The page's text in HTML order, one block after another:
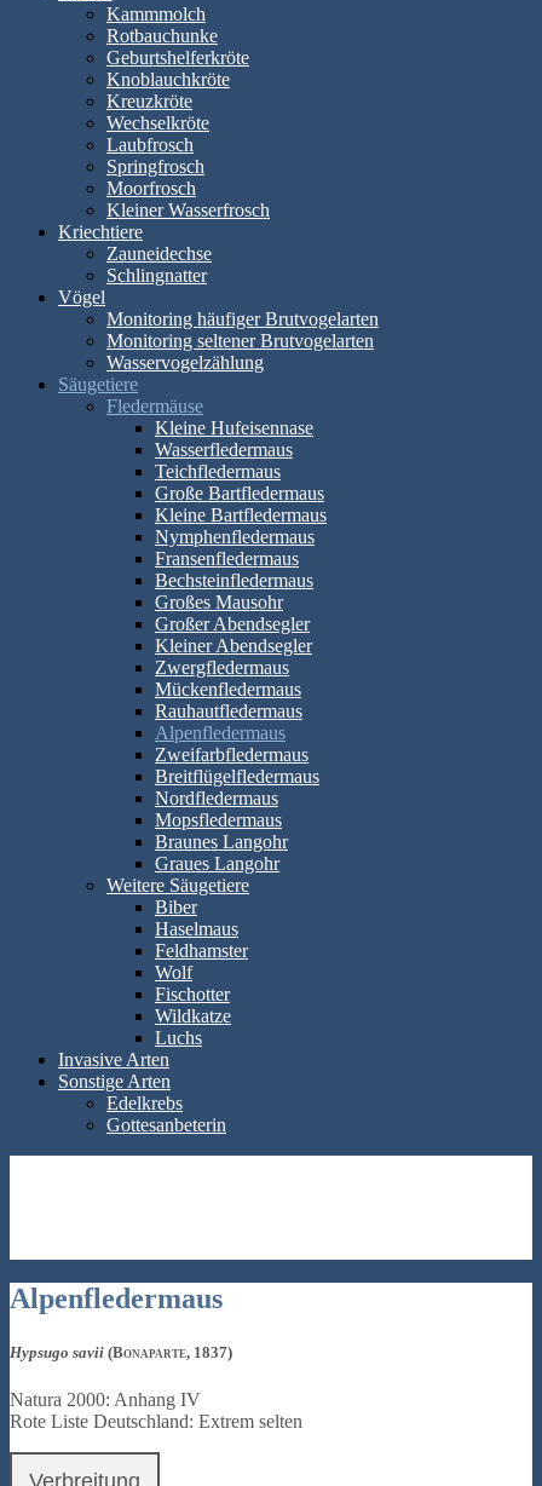
Kammmolch
Rotbauchunke
Geburtshelferkröte
Knoblauchkröte
Kreuzkröte
Wechselkröte
Laubfrosch
Springfrosch
Moorfrosch
Kleiner Wasserfrosch
Kriechtiere
Zauneidechse
Schlingnatter
Vögel
Monitoring häufiger Brutvogelarten
Monitoring seltener Brutvogelarten
Wasservogelzählung
Säugetiere
Fledermäuse
Kleine Hufeisennase
Wasserfledermaus
Teichfledermaus
Große Bartfledermaus
Kleine Bartfledermaus
Nymphenfledermaus
Fransenfledermaus
Bechsteinfledermaus
Großes Mausohr
Großer Abendsegler
Kleiner Abendsegler
Zwergfledermaus
Mückenfledermaus
Rauhautfledermaus
Alpenfledermaus
Zweifarbfledermaus
Breitflügelfledermaus
Nordfledermaus
Mopsfledermaus
Braunes Langohr
Graues Langohr
Weitere Säugetiere
Biber
Haselmaus
Feldhamster
Wolf
Fischotter
Wildkatze
Luchs
Invasive Arten
Sonstige Arten
Edelkrebs
Gottesanbeterin
Alpenfledermaus
Hypsugo savii (Bonaparte, 1837)
Natura 2000: Anhang IV
Rote Liste Deutschland: Extrem selten
Verbreitung